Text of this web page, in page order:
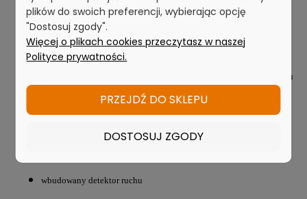
produkt wysokiej jakości
nagrywa filmy z dźwiękiem w rozdzielczości640x480
- możliwość rejestracji po podłączeniu
wbudowany detektor ruchu
plików do swoich preferencji, wybierając opcję
"Dostosuj zgody".
Więcej o plikach cookies przeczytasz w naszej
Polityce prywatności.
PRZEJDŹ DO SKLEPU
DOSTOSUJ ZGODY